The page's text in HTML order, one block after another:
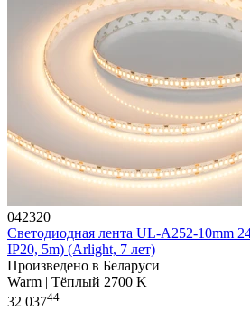
042320
Светодиодная лента UL-A252-10mm
IP20, 5m) (Arlight, 7 лет)
Произведено в Беларуси
Warm | Тёплый 2700 K
32 03744